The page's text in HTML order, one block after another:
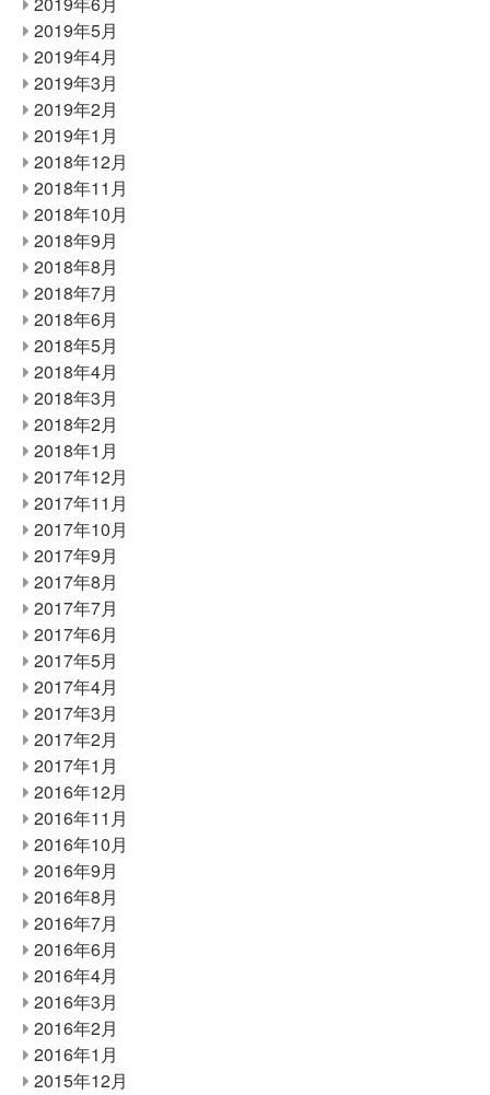
2019年5月
2019年4月
2019年3月
2019年2月
2019年1月
2018年12月
2018年11月
2018年10月
2018年9月
2018年8月
2018年7月
2018年6月
2018年5月
2018年4月
2018年3月
2018年2月
2018年1月
2017年12月
2017年11月
2017年10月
2017年9月
2017年8月
2017年7月
2017年6月
2017年5月
2017年4月
2017年3月
2017年2月
2017年1月
2016年12月
2016年11月
2016年10月
2016年9月
2016年8月
2016年7月
2016年6月
2016年4月
2016年3月
2016年2月
2016年1月
2015年12月